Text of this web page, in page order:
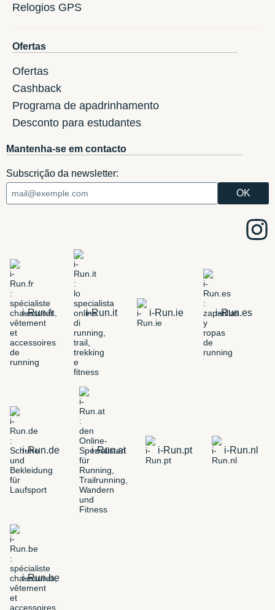
Relogios GPS
Ofertas
Ofertas
Cashback
Programa de apadrinhamento
Desconto para estudantes
Mantenha-se em contacto
Subscrição da newsletter:
i-Run.fr i-Run.it i-Run.ie i-Run.es
i-Run.de i-Run.at i-Run.pt i-Run.nl
i-Run.be